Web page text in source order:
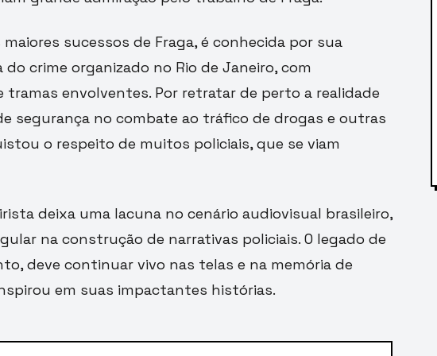
maiores sucessos de Fraga, é conhecida por sua
crime organizado no Rio de Janeiro, com
tramas envolventes. Por retratar de perto a realidade
segurança no combate ao tráfico de drogas e outras
o respeito de muitos policiais, que se viam
deixa uma lacuna no cenário audiovisual brasileiro,
na construção de narrativas policiais. O legado de
deve continuar vivo nas telas e na memória de
em suas impactantes histórias.